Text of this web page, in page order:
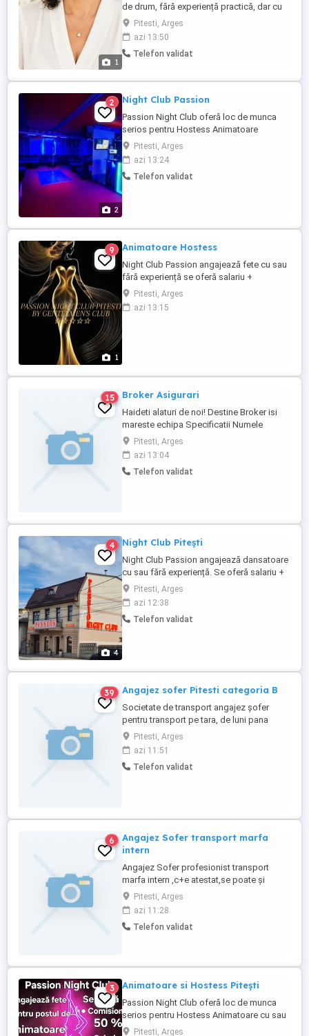
1
de drum, fără experiență practică, dar cu
multă dorință de a învăța, de a mă
dezvolta profesional și de a construi o
carieră solidă în domeniul medical. Sunt o
persoană serioasă, responsabilă,
Îmi doresc să fac parte ...
Pitesti, Arges
azi 13:50
Telefon validat
2
2 Night Club Passion
Passion Night Club oferă loc de munca
serios pentru Hostess Animatoare
Dansatoare cu sau fără experiență. Nu
punem accent pe aspecul fizic !! Dacă ai
peste 18 ani, ești o fire deschisă, sociabilă
și fără inhibiții te invităm să faci parte din
Pitesti, Arges
azi 13:24
Telefon validat
1
9 Animatoare Hostess
Night Club Passion angajează fete cu sau
fără experiență se oferă salariu +
comision fix de 50 % , carte de munca ,
protocol gratuit se poate oferi si cazare .
Castiuguri de peste 15 000 Ron . Nu
Pitesti, Arges
azi 13:15
15 Broker Asigurari
Haideti alaturi de noi! Destine Broker isi
mareste echipa Specificatii Numele
companiei DESTINE BROKER Tip job part
time Descriere Caut persoane foarte
serioase si ambitioase cu sau fara
experienta pentru a colabora in domeniul
Pitesti, Arges
azi 13:04
Telefon validat
4
4 Night Club Pitești
Night Club Passion angajează dansatoare
cu sau fără experiență. Se oferă salariu +
comision fix de 50 % și bonusuri la
sfârșitul fiecărei luni se poate oferi si
cazare. Câștiguri garantate de peste 15
000 Ron Pentru mai multe detalii sunați la
Pitesti, Arges
azi 12:38
Telefon validat
39 Angajez sofer Pitesti categoria B
Societate de transport angajez șofer
pentru transport pe tara, de luni pana
vineri,categoria B experiență minim 1 an
,localitatea Pitești. Pentru detalii apelati
Pitesti, Arges
azi 11:51
Telefon validat
6
Angajez Sofer transport marfa
intern
Angajez Sofer profesionist transport
marfa intern ,c+e atestat,se poate și
începător avem posibilitatea de a fi inițiat
Pitesti, Arges
azi 11:28
Telefon validat
3 Animatoare si Hostess Pitești
Passion Night Club oferă loc de munca
serios pentru Hostess Animatoare cu sau
fără experiență. Nu punem accent pe
Pitesti, Arges